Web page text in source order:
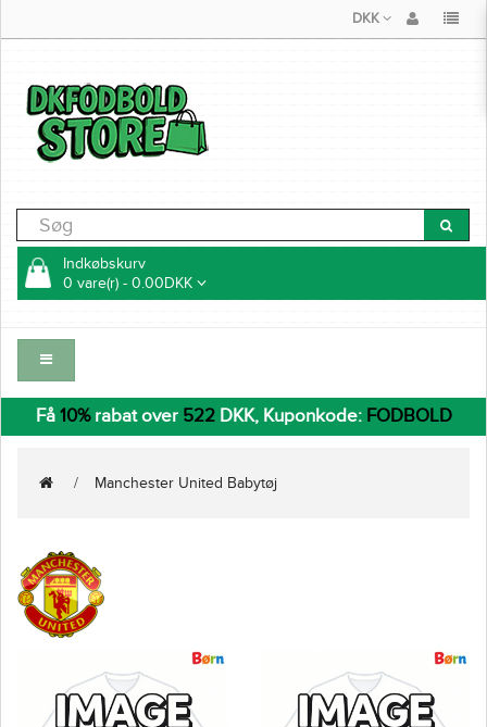
DKK
Indkøbskurv
0 vare(r) - 0.00DKK
Få 10%rabat over 522DKK, Kuponkode: FODBOLD
Manchester United Babytøj